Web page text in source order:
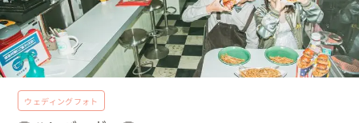
ウェディングフォト